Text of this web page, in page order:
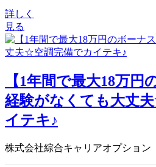
詳しく
見る
【1年間で最大18万円
経験がなくても大丈
イテキ♪
株式会社綜合キャリアオプション